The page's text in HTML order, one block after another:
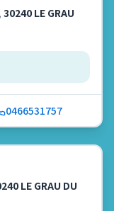
, 30240 LE GRAU
0466531757
LE GRAU DU